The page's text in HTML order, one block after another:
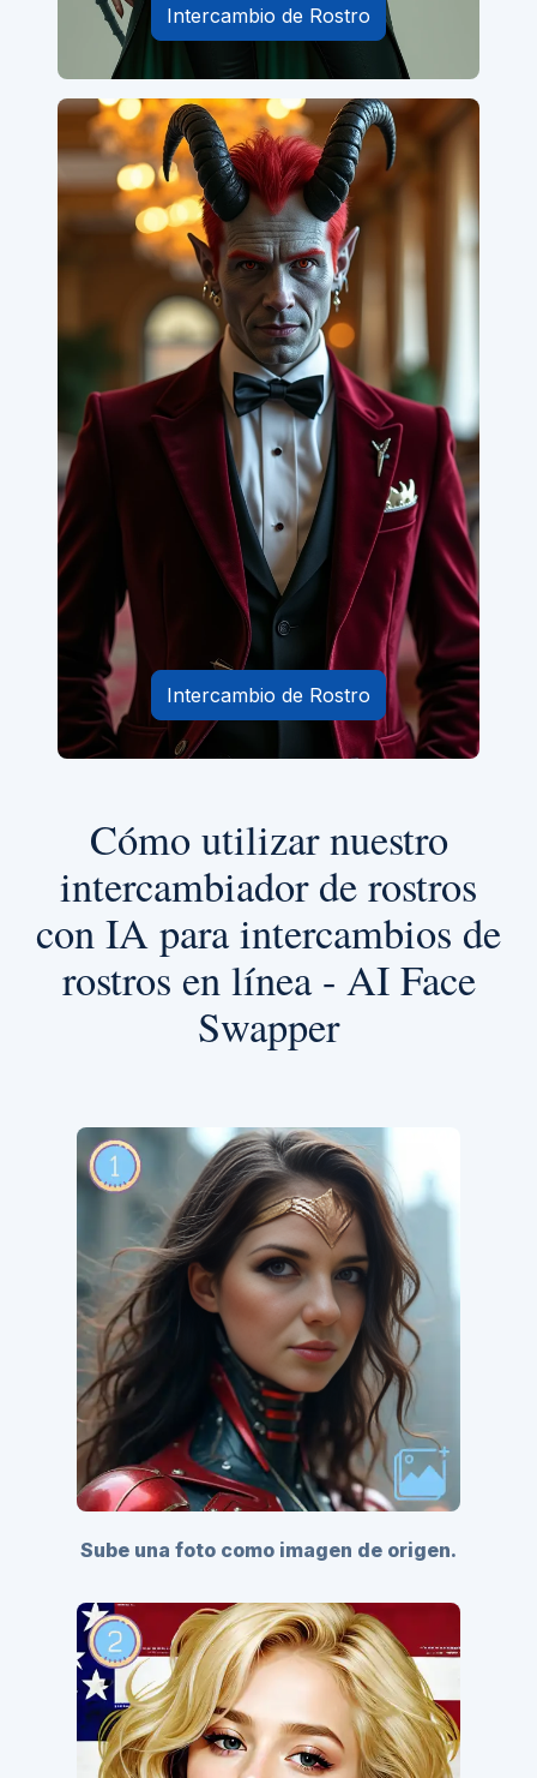
Intercambio de Rostro
Intercambio de Rostro
Cómo utilizar nuestro
intercambiador de rostros
con IA para intercambios de
rostros en línea - AI Face
Swapper
Sube una foto como imagen de origen.